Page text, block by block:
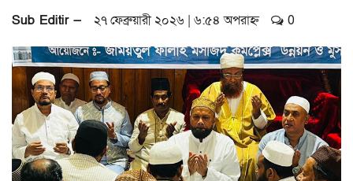
g
t
i
o
n
Sub Editir — ২৭ ফেব্রুয়ারী ২০২৬ | ৬:৫৪ অপরাহ্ন 0